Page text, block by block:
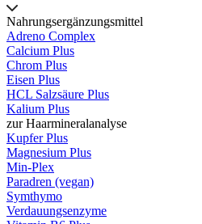
Nahrungsergänzungsmittel
Adreno Complex
Calcium Plus
Chrom Plus
Eisen Plus
HCL Salzsäure Plus
Kalium Plus
zur Haarmineralanalyse
Kupfer Plus
Magnesium Plus
Min-Plex
Paradren (vegan)
Symthymo
Verdauungsenzyme